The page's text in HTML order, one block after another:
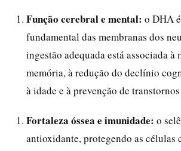
Função cerebral e mental: o DHA
fundamental das membranas dos
ingestão adequada está associada à
memória, à redução do declínio
à idade e à prevenção de
Fortaleza óssea e imunidade: o
antioxidante, protegendo as células